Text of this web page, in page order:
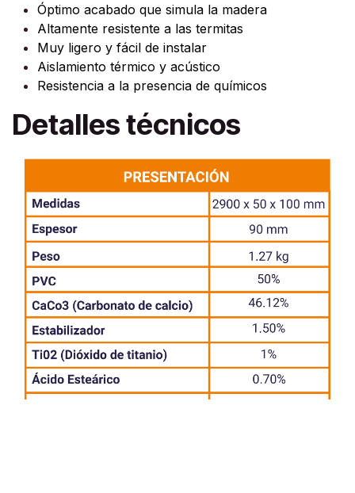
Óptimo acabado que simula la madera
Altamente resistente a las termitas
Muy ligero y fácil de instalar
Aislamiento térmico y acústico
Resistencia a la presencia de químicos
Detalles técnicos